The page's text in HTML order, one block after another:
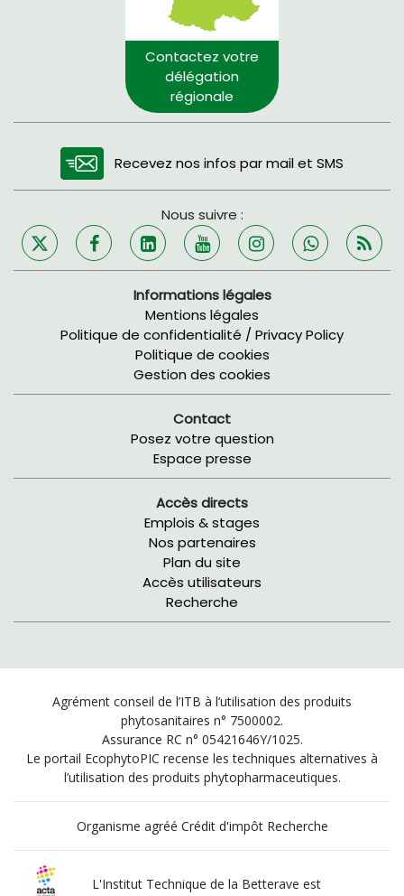
Contactez votre
délégation
régionale
Recevez nos infos par mail et SMS
Nous suivre :
Informations légales
Mentions légales
Politique de confidentialité / Privacy Policy
Politique de cookies
Gestion des cookies
Contact
Posez votre question
Espace presse
Accès directs
Emplois & stages
Nos partenaires
Plan du site
Accès utilisateurs
Recherche
Agrément conseil de l’ITB à l’utilisation des produits
phytosanitaires n° 7500002.
Assurance RC n° 05421646Y/1025.
Le portail EcophytoPIC recense les techniques alternatives à
l’utilisation des produits phytopharmaceutiques.
Organisme agréé Crédit d'impôt Recherche
L'Institut Technique de la Betterave est